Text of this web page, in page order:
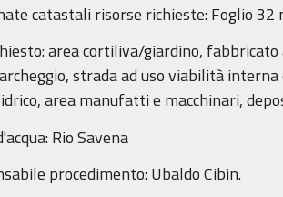
catastali risorse richieste: Foglio
area cortiliva/giardino,
strada ad uso viabilità
area manufatti e macchinari,
Rio Savena
procedimento: Ubaldo Cibin.